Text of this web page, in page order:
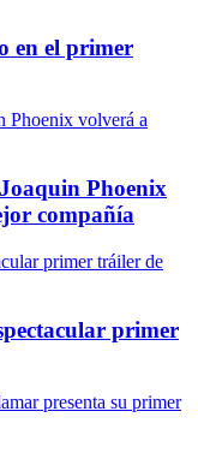
en el primer
Phoenix
compañía
primer